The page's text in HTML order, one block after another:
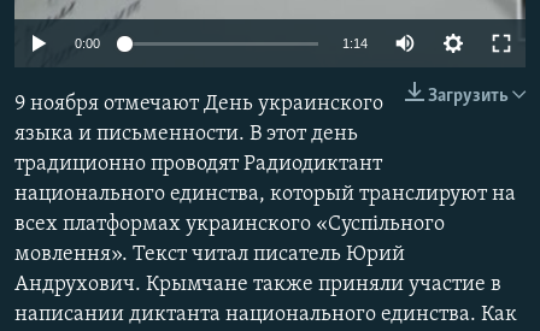
ПОБЕДИТЕЛЕЙ НЕ СУДЯТ?
КРЫМ.НЕПОКОРЕННЫЙ
ELIFBE
УКРАИНСКАЯ ПРОБЛЕМА КРЫМА
ПРИСОЕДИНЯЙТЕСЬ!
Все сайты RFE/RL
0:00 1:14
Загрузить
9 ноября отмечают День украинского
языка и письменности. В этот день
традиционно проводят Радиодиктант
национального единства, который транслируют на
всех платформах украинского «Суспільного
мовлення». Текст читал писатель Юрий
Андрухович. Крымчане также приняли участие в
написании диктанта национального единства. Как